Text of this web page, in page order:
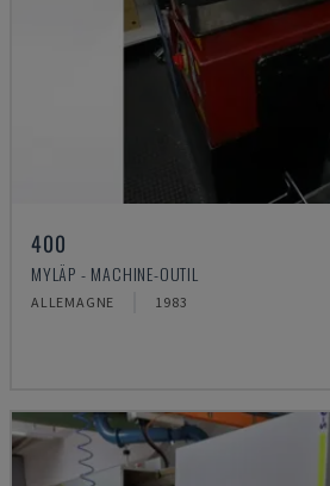
400
MYLÄP - MACHINE-OUTIL
ALLEMAGNE 1983